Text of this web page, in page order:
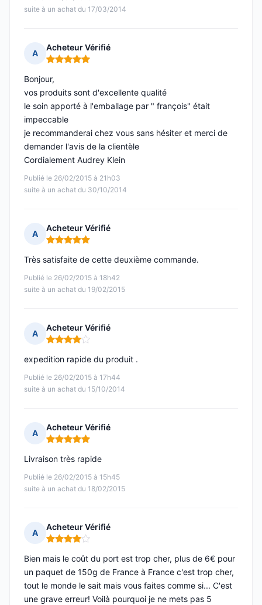
suite à un achat du 17/03/2014
A
Acheteur Vérifié
Note : 5 sur 5
Publié le 26/02/2015 à 21h03
suite à un achat du 30/10/2014
Bonjour,
vos produits sont d'excellente qualité
le soin apporté à l'emballage par " françois" était
impeccable
je recommanderai chez vous sans hésiter et merci de
demander l'avis de la clientèle
Cordialement Audrey Klein
A
Acheteur Vérifié
Note : 5 sur 5
Publié le 26/02/2015 à 18h42
suite à un achat du 19/02/2015
Très satisfaite de cette deuxième commande.
A
Acheteur Vérifié
Note : 4 sur 5
Publié le 26/02/2015 à 17h44
suite à un achat du 15/10/2014
expedition rapide du produit .
A
Acheteur Vérifié
Note : 5 sur 5
Publié le 26/02/2015 à 15h45
suite à un achat du 18/02/2015
Livraison très rapide
A
Acheteur Vérifié
Note : 4 sur 5
Bien mais le coût du port est trop cher, plus de 6€ pour
un paquet de 150g de France à France c'est trop cher,
tout le monde le sait mais vous faites comme si... C'est
une grave erreur! Voilà pourquoi je ne mets pas 5